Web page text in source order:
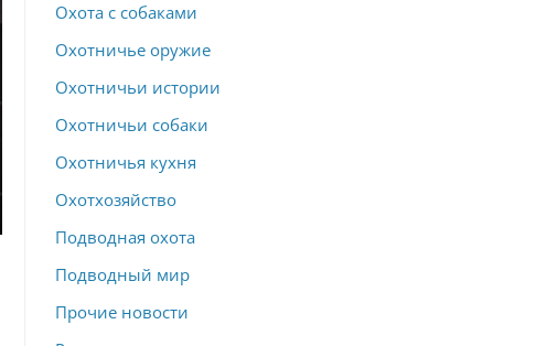
Охота с собаками
Охотничье оружие
Охотничьи истории
Охотничьи собаки
Охотничья кухня
Охотхозяйство
Подводная охота
Подводный мир
Прочие новости